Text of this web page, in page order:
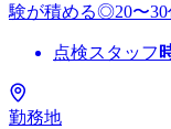
験が積める◎20〜
点検スタッフ
勤務地